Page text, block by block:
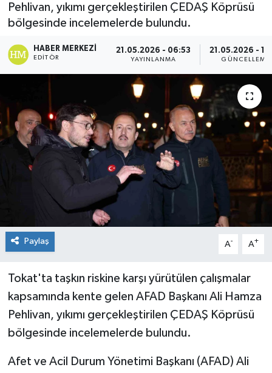
Pehlivan, yıkımı gerçekleştirilen ÇEDAŞ Köprüsü
bölgesinde incelemelerde bulundu.
HABER MERKEZI
EDITÖR
21.05.2026 - 06:53
YAYINLANMA
21.05.2026 -
GÜNCELLEME
Paylaş A- A+
Tokat'ta taşkın riskine karşı yürütülen çalışmalar
kapsamında kente gelen AFAD Başkanı Ali Hamza
Pehlivan, yıkımı gerçekleştirilen ÇEDAŞ Köprüsü
bölgesinde incelemelerde bulundu.
Afet ve Acil Durum Yönetimi Başkanı (AFAD) Ali
Politika
Sağlık
Spor
Teknoloji
Tokat Haberleri
Yaşam
Son Dakika Haberleri
Haber Arşivi